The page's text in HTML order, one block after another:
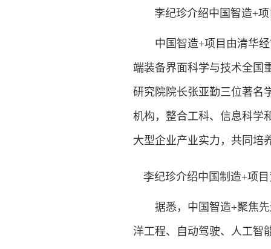
李纪珍介绍中国智造+
中国智造+项目由清华经
端装备界面科学与技术全国
研究院院长张亚勤三位著名
机构，整合工科、信息科学
大型企业产业实力，共同培
李纪珍介绍中国制造+项
据悉，中国智造+聚焦先
洋工程、自动驾驶、人工智